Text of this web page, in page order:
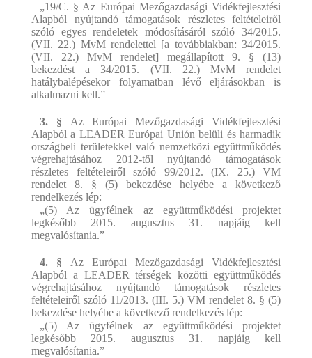
„19/C. § Az Európai Mezőgazdasági Vidékfejlesztési
Alapból nyújtandó támogatások részletes feltételeiről
szóló egyes rendeletek módosításáról szóló 34/2015.
(VII. 22.) MvM rendelettel [a továbbiakban: 34/2015.
(VII. 22.) MvM rendelet] megállapított 9. § (13)
bekezdést a 34/2015. (VII. 22.) MvM rendelet
hatálybalépésekor folyamatban lévő eljárásokban is
alkalmazni kell.”
3. § Az Európai Mezőgazdasági Vidékfejlesztési
Alapból a LEADER Európai Unión belüli és harmadik
országbeli területekkel való nemzetközi együttműködés
végrehajtásához 2012-től nyújtandó támogatások
részletes feltételeiről szóló 99/2012. (IX. 25.) VM
rendelet 8. § (5) bekezdése helyébe a következő
rendelkezés lép:
„(5) Az ügyfélnek az együttműködési projektet
legkésőbb 2015. augusztus 31. napjáig kell
megvalósítania.”
4. § Az Európai Mezőgazdasági Vidékfejlesztési
Alapból a LEADER térségek közötti együttműködés
végrehajtásához nyújtandó támogatások részletes
feltételeiről szóló 11/2013. (III. 5.) VM rendelet 8. § (5)
bekezdése helyébe a következő rendelkezés lép:
„(5) Az ügyfélnek az együttműködési projektet
legkésőbb 2015. augusztus 31. napjáig kell
megvalósítania.”